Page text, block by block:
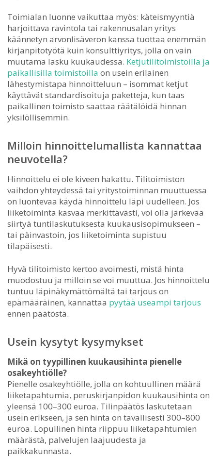
Toimialan luonne vaikuttaa myös: käteismyyntiä
harjoittava ravintola tai rakennusalan yritys
käännetyn arvonlisäveron kanssa tuottaa enemmän
kirjanpitotyötä kuin konsulttiyritys, jolla on vain
muutama lasku kuukaudessa. Ketjutilitoimistoilla ja
paikallisilla toimistoilla on usein erilainen
lähestymistapa hinnoitteluun – isommat ketjut
käyttävät standardisoituja paketteja, kun taas
paikallinen toimisto saattaa räätälöidä hinnan
yksilöllisemmin.
Milloin hinnoittelumallista kannattaa
neuvotella?
Hinnoittelu ei ole kiveen hakattu. Tilitoimiston
vaihdon yhteydessä tai yritystoiminnan muuttuessa
on luontevaa käydä hinnoittelu läpi uudelleen. Jos
liiketoiminta kasvaa merkittävästi, voi olla järkevää
siirtyä tuntilaskutuksesta kuukausisopimukseen –
tai päinvastoin, jos liiketoiminta supistuu
tilapäisesti.
Hyvä tilitoimisto kertoo avoimesti, mistä hinta
muodostuu ja milloin se voi muuttua. Jos hinnoittelu
tuntuu läpinäkymättömältä tai tarjous on
epämääräinen, kannattaa pyytää useampi tarjous
ennen päätöstä.
Usein kysytyt kysymykset
Mikä on tyypillinen kuukausihinta pienelle
osakeyhtiölle?
Pienelle osakeyhtiölle, jolla on kohtuullinen määrä
liiketapahtumia, peruskirjanpidon kuukausihinta on
yleensä 100–300 euroa. Tilinpäätös laskutetaan
usein erikseen, ja sen hinta on tavallisesti 300–800
euroa. Lopullinen hinta riippuu liiketapahtumien
määrästä, palvelujen laajuudesta ja
paikkakunnasta.